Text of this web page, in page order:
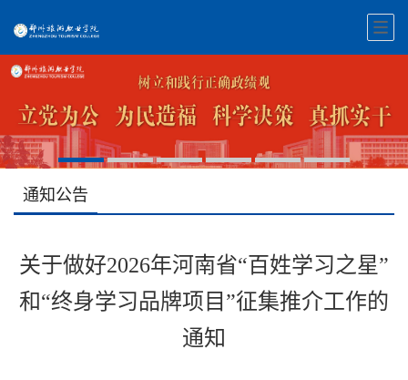
通知公告
关于做好2026年河南省“百姓学习之星”
和“终身学习品牌项目”征集推介工作的
通知